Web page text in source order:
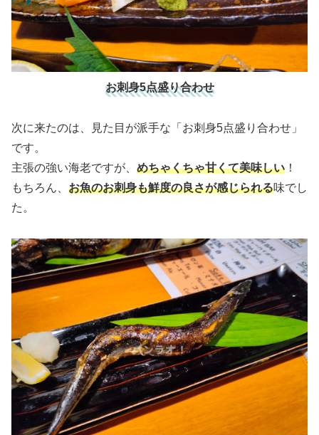
お刺身5点盛り合わせ
次に来たのは、見た目が派手な「お刺身5点盛り合わせ」
です。
主張の強い海老ですが、 めちゃくちゃ甘くて美味しい ！
もちろん、 お魚のお刺身も鮮度の良さが感じられる味でし
た。